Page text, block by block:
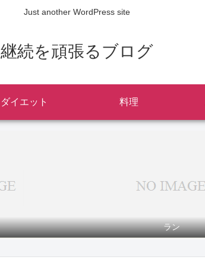
Just another WordPress site
継続を頑張るブログ
ダイエット 料理
ラン